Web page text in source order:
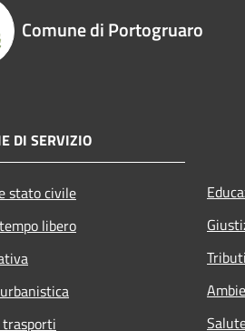
Comune di Portogruaro
DI SERVIZIO
stato civile
libero